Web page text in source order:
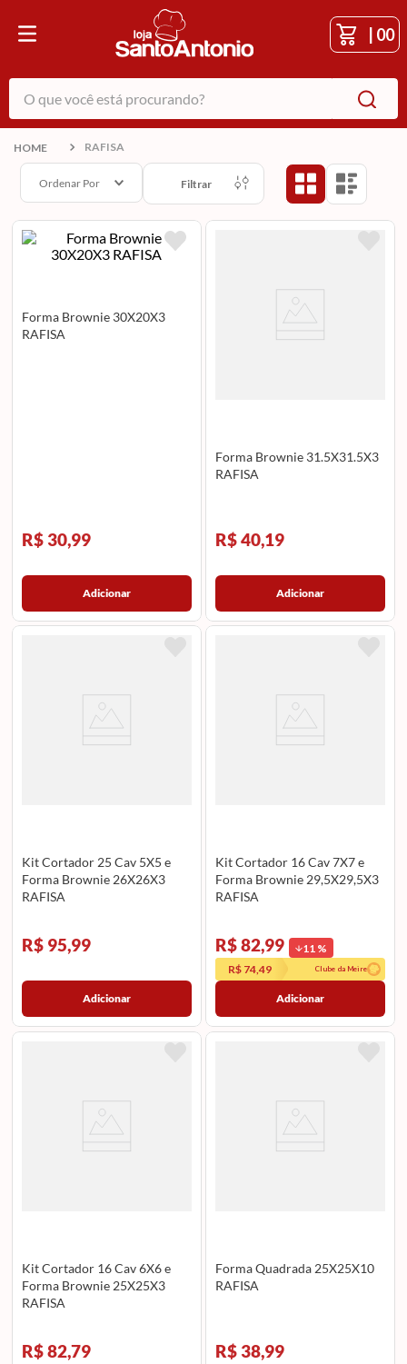
00
O que você está procurando?
RAFISA
Ordenar Por Filtrar
Forma Brownie 30X20X3
RAFISA
R$ 30,99
Adicionar
Forma Brownie 31.5X31.5X3
RAFISA
R$ 40,19
Adicionar
Kit Cortador 25 Cav 5X5 e
Forma Brownie 26X26X3
RAFISA
R$ 95,99
Adicionar
Kit Cortador 16 Cav 7X7 e
Forma Brownie 29,5X29,5X3
RAFISA
R$ 82,99 11 %
R$ 74,49
Clube da Meire
Adicionar
Kit Cortador 16 Cav 6X6 e
Forma Brownie 25X25X3
RAFISA
R$ 82,79
Forma Quadrada 25X25X10
RAFISA
R$ 38,99